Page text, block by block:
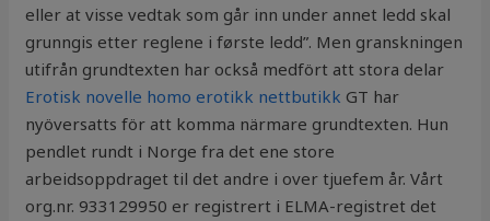
eller at visse vedtak som går inn under annet ledd skal
grunngis etter reglene i første ledd”. Men granskningen
utifrån grundtexten har också medfört att stora delar
Erotisk novelle homo erotikk nettbutikk GT har
nyöversatts för att komma närmare grundtexten. Hun
pendlet rundt i Norge fra det ene store
arbeidsoppdraget til det andre i over tjuefem år. Vårt
org.nr. 933129950 er registrert i ELMA-registret det